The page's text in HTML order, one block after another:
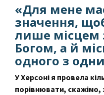
«Для мене
значення,
лише місцем
Богом, а й
одного з
У Херсоні я провела
порівнювати, скажімо,